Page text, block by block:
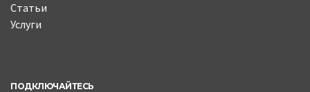
Статьи
Услуги
ПОДКЛЮЧАЙТЕСЬ